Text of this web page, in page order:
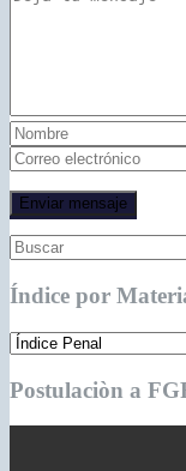
Índice por
Postulaciòn a